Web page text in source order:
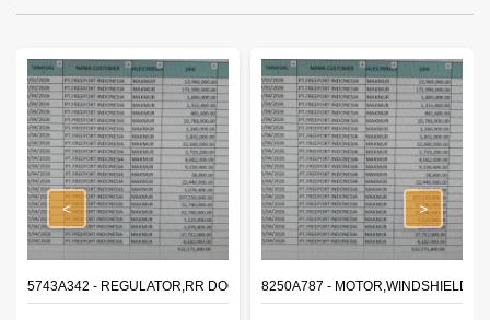
WINDOW,LH
5743A342 - REGULATOR,RR DOOR WINDOW,RH8250A787 - MOTOR,WINDSHIELD
< >